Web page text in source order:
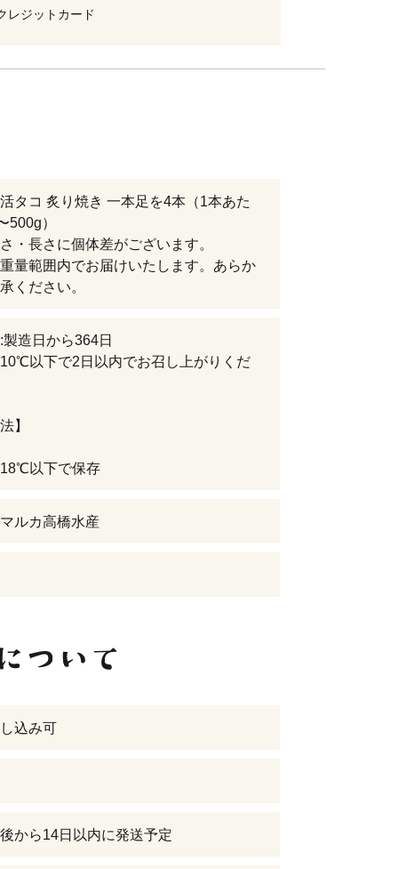
レジットカード
タコ 炙り焼き 一本足を4本（1本あた
500g）
・長さに個体差がございます。
量範囲内でお届けいたします。あらか
ください。
造日から364日
以下で2日以内でお召し上がりくだ
】
以下で保存
ルカ高橋水産
込み可
から14日以内に発送予定